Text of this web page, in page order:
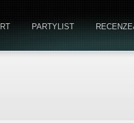
PARTYLIST